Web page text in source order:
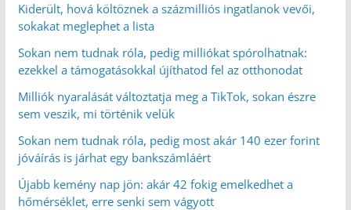
Kiderült, hová költöznek a százmilliós ingatlanok vevői,
sokakat meglephet a lista
Sokan nem tudnak róla, pedig milliókat spórolhatnak:
ezekkel a támogatásokkal újíthatod fel az otthonodat
Milliók nyaralását változtatja meg a TikTok, sokan észre
sem veszik, mi történik velük
Sokan nem tudnak róla, pedig most akár 140 ezer forint
jóváírás is járhat egy bankszámláért
Újabb kemény nap jön: akár 42 fokig emelkedhet a
hőmérséklet, erre senki sem vágyott